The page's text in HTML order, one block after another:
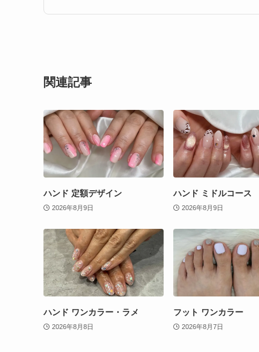
関連記事
ハンド 定額デザイン
2026年8月9日
ハンド ミドルコース
2026年8月9日
ハンド ワンカラー・ラメ
2026年8月8日
フット ワンカラー
2026年8月7日